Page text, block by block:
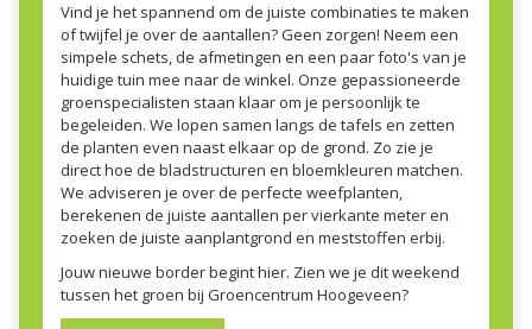
Vind je het spannend om de juiste combinaties te maken
of twijfel je over de aantallen? Geen zorgen! Neem een
simpele schets, de afmetingen en een paar foto's van je
huidige tuin mee naar de winkel. Onze gepassioneerde
groenspecialisten staan klaar om je persoonlijk te
begeleiden. We lopen samen langs de tafels en zetten
de planten even naast elkaar op de grond. Zo zie je
direct hoe de bladstructuren en bloemkleuren matchen.
We adviseren je over de perfecte weefplanten,
berekenen de juiste aantallen per vierkante meter en
zoeken de juiste aanplantgrond en meststoffen erbij.
Jouw nieuwe border begint hier. Zien we je dit weekend
tussen het groen bij Groencentrum Hoogeveen?